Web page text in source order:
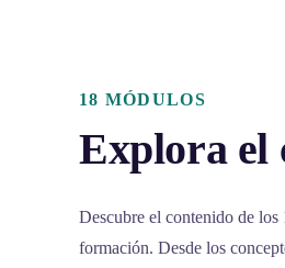
18 MÓDULOS
Explora el
Descubre el contenido de
formación. Desde los